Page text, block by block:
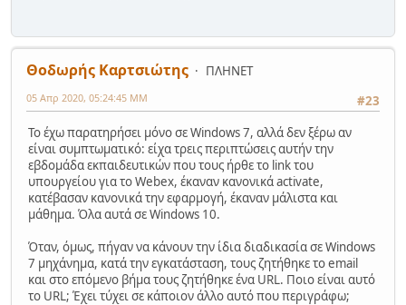
Θοδωρής Καρτσιώτης
ΠΛΗΝΕΤ
#23
05 Απρ 2020, 05:24:45 ΜΜ
Το έχω παρατηρήσει μόνο σε Windows 7, αλλά δεν ξέρω αν
είναι συμπτωματικό: είχα τρεις περιπτώσεις αυτήν την
εβδομάδα εκπαιδευτικών που τους ήρθε το link του
υπουργείου για το Webex, έκαναν κανονικά activate,
κατέβασαν κανονικά την εφαρμογή, έκαναν μάλιστα και
μάθημα. Όλα αυτά σε Windows 10.
Όταν, όμως, πήγαν να κάνουν την ίδια διαδικασία σε Windows
7 μηχάνημα, κατά την εγκατάσταση, τους ζητήθηκε το email
και στο επόμενο βήμα τους ζητήθηκε ένα URL. Ποιο είναι αυτό
το URL; Έχει τύχει σε κάποιον άλλο αυτό που περιγράφω;